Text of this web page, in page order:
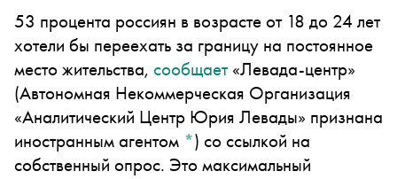
53 процента россиян в возрасте от 18 до 24 лет
хотели бы переехать за границу на постоянное
место жительства, сообщает«Левада-центр»
(Автономная Некоммерческая Организация
«Аналитический Центр Юрия Левады» признана
иностранным агентом *) со ссылкой на
собственный опрос. Это максимальный